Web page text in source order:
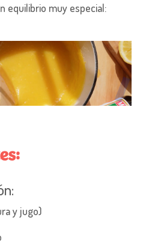
equilibrio muy especial:
y jugo)